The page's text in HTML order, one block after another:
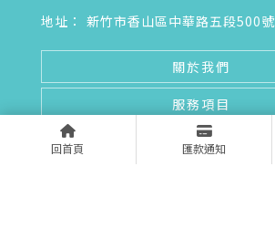
回首頁 匯款通知
新竹市香山區中華路五段500號
關於我們
服務項目
最新資訊